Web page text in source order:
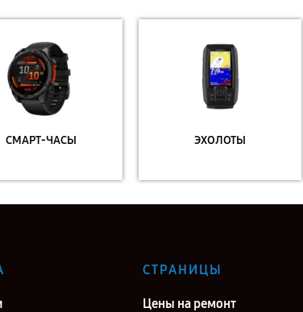
СМАРТ-ЧАСЫ ЭХОЛОТЫ
СТРАНИЦЫ
Цены на ремонт